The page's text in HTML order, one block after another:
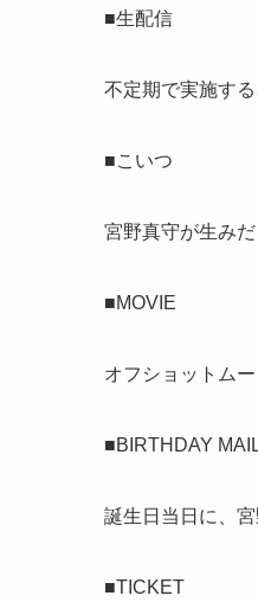
■生配信
不定期で実施す
■こいつ
宮野真守が生み
■MOVIE
オフショットム
■BIRTHDAY
誕生日当日に、
■TICKET